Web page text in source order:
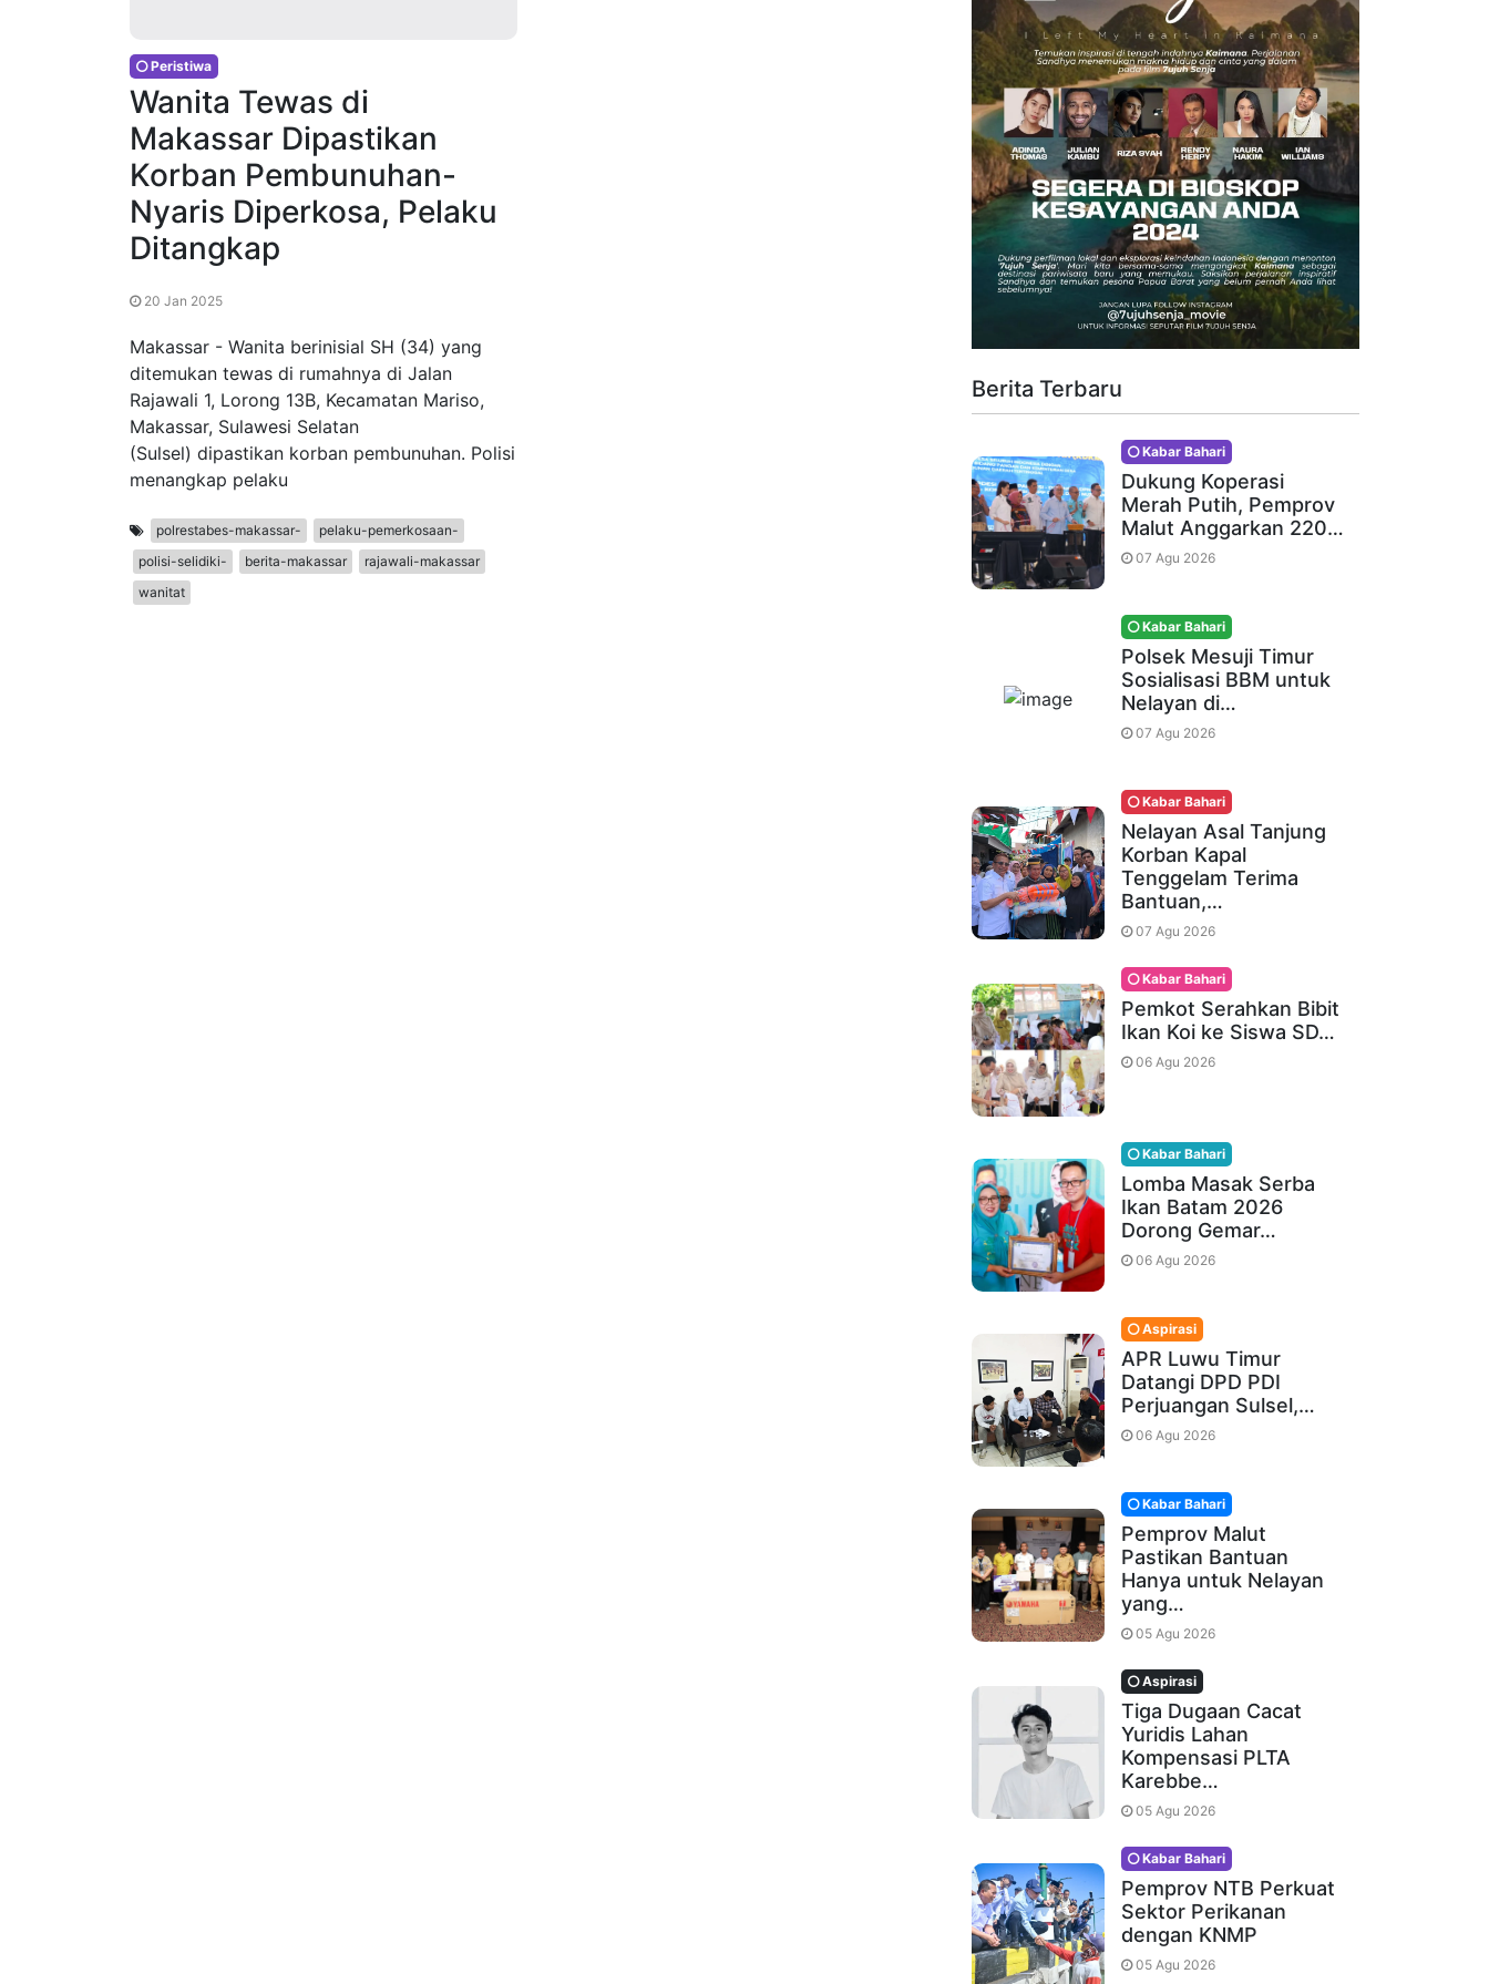
Peristiwa
Wanita Tewas di
Makassar Dipastikan
Korban Pembunuhan-
Nyaris Diperkosa, Pelaku
Ditangkap
20 Jan 2025
Makassar - Wanita berinisial SH (34) yang
ditemukan tewas di rumahnya di Jalan
Rajawali 1, Lorong 13B, Kecamatan Mariso,
Makassar, Sulawesi Selatan
(Sulsel) dipastikan korban pembunuhan. Polisi
menangkap pelaku
polrestabes-makassar-
pelaku-pemerkosaan-
polisi-selidiki-
berita-makassar
rajawali-makassar
wanitat
Berita Terbaru
Kabar Bahari
Dukung Koperasi
Merah Putih, Pemprov
Malut Anggarkan 220…
07 Agu 2026
Kabar Bahari
Polsek Mesuji Timur
Sosialisasi BBM untuk
Nelayan di…
07 Agu 2026
Kabar Bahari
Nelayan Asal Tanjung
Korban Kapal
Tenggelam Terima
Bantuan,…
07 Agu 2026
Kabar Bahari
Pemkot Serahkan Bibit
Ikan Koi ke Siswa SD…
06 Agu 2026
Kabar Bahari
Lomba Masak Serba
Ikan Batam 2026
Dorong Gemar…
06 Agu 2026
Aspirasi
APR Luwu Timur
Datangi DPD PDI
Perjuangan Sulsel,…
06 Agu 2026
Kabar Bahari
Pemprov Malut
Pastikan Bantuan
Hanya untuk Nelayan
yang…
05 Agu 2026
Aspirasi
Tiga Dugaan Cacat
Yuridis Lahan
Kompensasi PLTA
Karebbe…
05 Agu 2026
Kabar Bahari
Pemprov NTB Perkuat
Sektor Perikanan
dengan KNMP
05 Agu 2026